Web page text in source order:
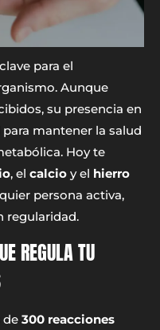
para el
Aunque
su presencia en
mantener la salud
Hoy te
, el calcio y el hierro
persona activa,
regularidad.
REGULA TU
de 300 reacciones